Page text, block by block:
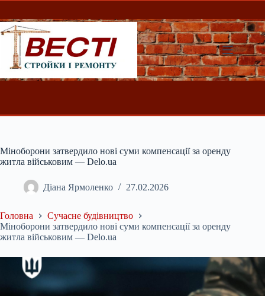
Перейти
вмісту
Міноборони затвердило нові суми компенсації за оренду
житла військовим — Delo.ua
Діана Ярмоленко 27.02.2026
Головна
Сучасне будівництво
Міноборони затвердило нові суми компенсації за оренду
житла військовим — Delo.ua